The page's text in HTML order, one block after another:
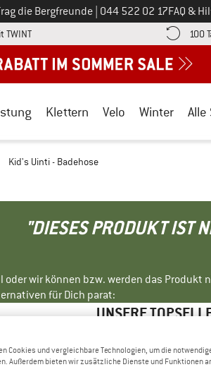
die Bergfreunde Ruf uns an unter
044 522 02 17FAQ &
TWINTFinde die Zahlungs-Infos hier! Öffnet sich
100
Klettern Velo Winter Alle
Kid's Uinti - Badehose
"DIESES PRODUKT IST
wir können bzw. werden das
für Dich parat:
UNSERE
Cookies und vergleichbare Technologien, um die
Außerdem bieten wir zusätzliche Dienste und Funktionen